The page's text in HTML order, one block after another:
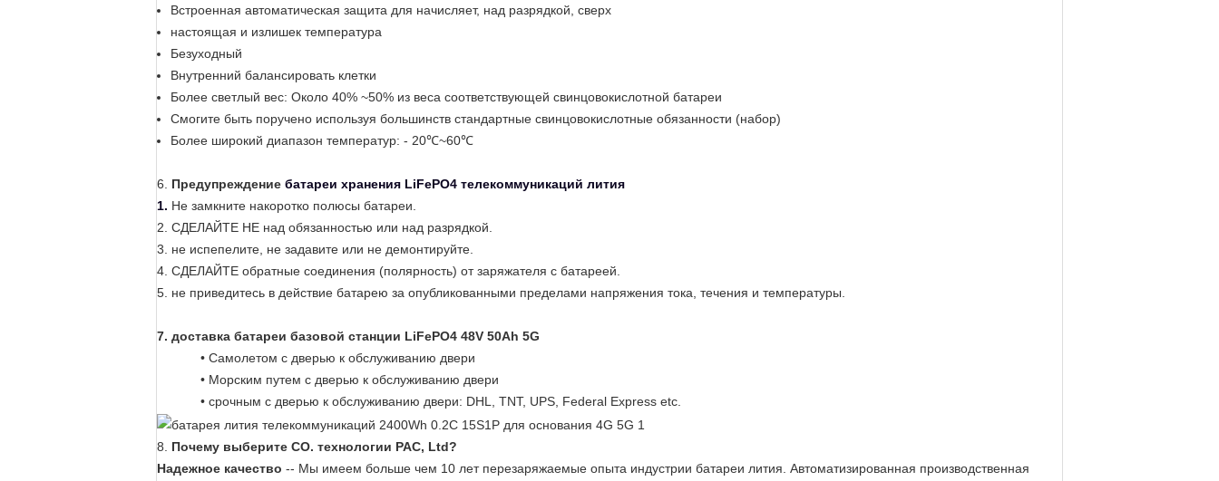
Встроенная автоматическая защита для начисляет, над разрядкой, сверх
настоящая и излишек температура
Безуходный
Внутренний балансировать клетки
Более светлый вес: Около 40% ~50% из веса соответствующей свинцовокислотной батареи
Смогите быть поручено используя большинств стандартные свинцовокислотные обязанности (набор)
Более широкий диапазон температур: - 20℃~60℃
6. Предупреждение батареи хранения LiFePO4 телекоммуникаций лития
1. Не замкните накоротко полюсы батареи.
2. СДЕЛАЙТЕ НЕ над обязанностью или над разрядкой.
3. не испепелите, не задавите или не демонтируйте.
4. СДЕЛАЙТЕ обратные соединения (полярность) от заряжателя с батареей.
5. не приведитесь в действие батарею за опубликованными пределами напряжения тока, течения и температуры.
7. доставка батареи базовой станции LiFePO4 48V 50Ah 5G
• Самолетом с дверью к обслуживанию двери
• Морским путем с дверью к обслуживанию двери
• срочным с дверью к обслуживанию двери: DHL, TNT, UPS, Federal Express etc.
8. Почему выберите CO. технологии PAC, Ltd?
Надежное качество -- Мы имеем больше чем 10 лет перезаряжаемые опыта индустрии батареи лития. Автоматизированная производственная